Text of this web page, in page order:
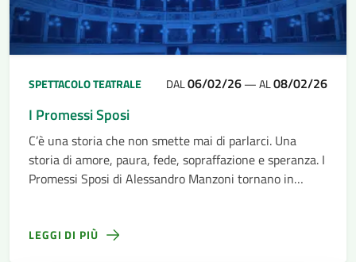
SPETTACOLO TEATRALE DAL06/02/26—AL08/02/26
I Promessi Sposi
C’è una storia che non smette mai di parlarci. Una
storia di amore, paura, fede, sopraffazione e speranza. I
Promessi Sposi di Alessandro Manzoni tornano in
LEGGI DI PIÙ